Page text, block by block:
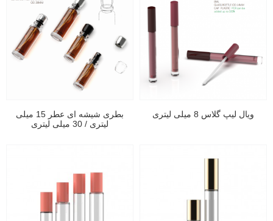
بطری شیشه ای عطر 15 میلی
لیتری / 30 میلی لیتری
ویال لیپ گلاس 8 میلی لیتری